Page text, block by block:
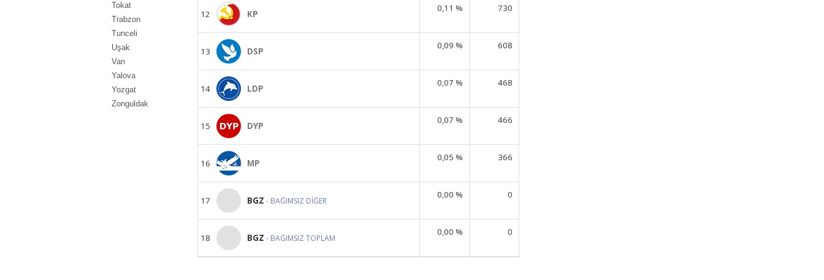
Tokat
Trabzon
Tunceli
Uşak
Van
Yalova
Yozgat
Zonguldak
12 KP
0,11 % 730
13 DSP
0,09 % 608
14 LDP
0,07 % 468
15 DYP
0,07 % 466
16 MP
0,05 % 366
17 BGZ - BAĞIMSIZ DİĞER
0,00 % 0
18 BGZ - BAĞIMSIZ TOPLAM
0,00 % 0